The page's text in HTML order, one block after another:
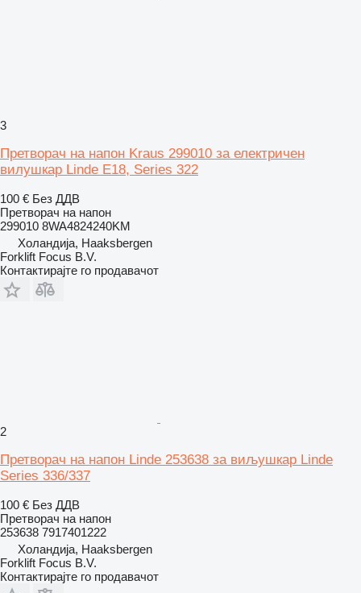
3
Претворач на напон Kraus 299010 за електричен
вилушкар Linde E18, Series 322
100 € Без ДДВ
Претворач на напон
299010 8WA4824240KM
Холандија, Haaksbergen
Forklift Focus B.V.
Контактирајте го продавачот
2
Претворач на напон Linde 253638 за виљушкар Linde
Series 336/337
100 € Без ДДВ
Претворач на напон
253638 7917401222
Холандија, Haaksbergen
Forklift Focus B.V.
Контактирајте го продавачот